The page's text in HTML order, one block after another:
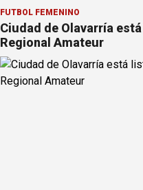
FÚTBOL FEMENINO
Ciudad de Olavarría
Regional Amateur